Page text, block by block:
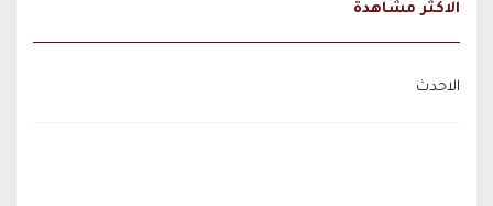
الاكثر مشاهدة
الاحدث